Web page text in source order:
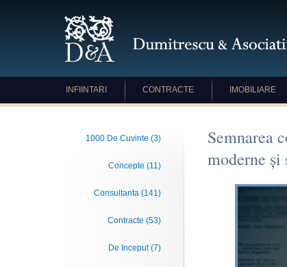
INFIINTARI CONTRACTE IMOBILIARE
1000 De Cuvinte (3)
Concepte (11)
Consultanta (141)
Contracte (53)
De Inceput (7)
Semnarea
moderne